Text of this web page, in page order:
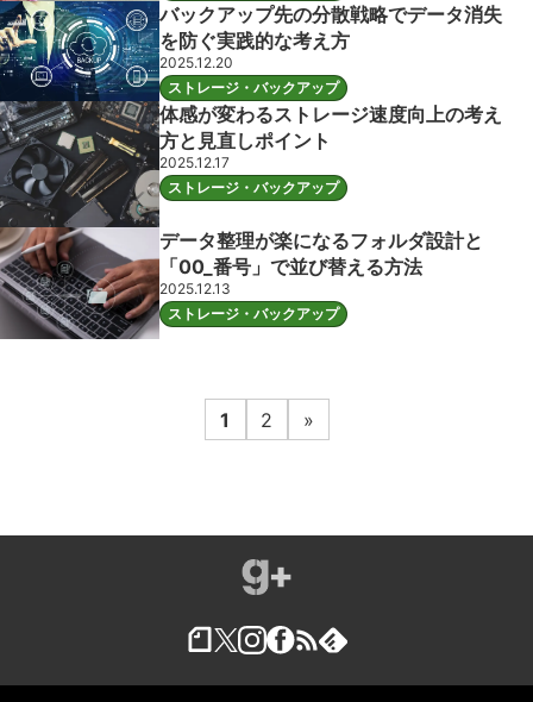
バックアップ先の分散戦略でデータ消失
を防ぐ実践的な考え方
2025.12.20
ストレージ・バックアップ
体感が変わるストレージ速度向上の考え
方と見直しポイント
2025.12.17
ストレージ・バックアップ
データ整理が楽になるフォルダ設計と
「00_番号」で並び替える方法
2025.12.13
ストレージ・バックアップ
1 2 »
X Instagram
Facebook
Feedfeedly